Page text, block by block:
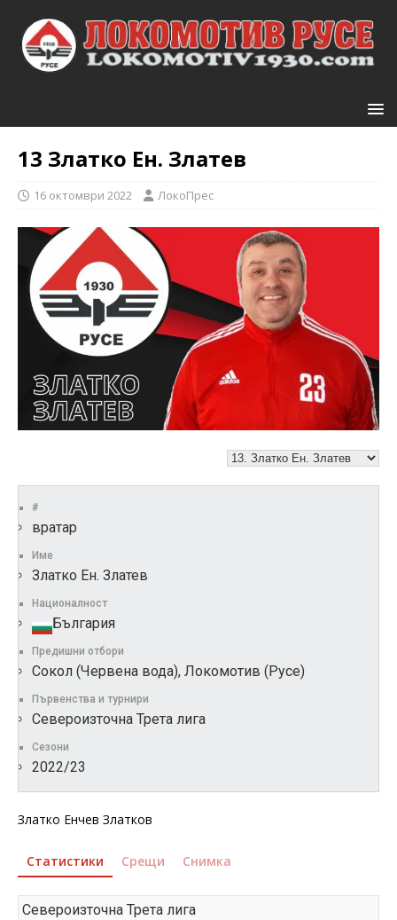
13 Златко Ен. Златев
16 октомври 2022 ЛокоПрес
#
вратар
Име
Златко Ен. Златев
Националност
България
Предишни отбори
Сокол (Червена вода), Локомотив (Русе)
Първенства и турнири
Североизточна Трета лига
Сезони
2022/23
Златко Енчев Златков
Статистики Срещи Снимка
Североизточна Трета лига